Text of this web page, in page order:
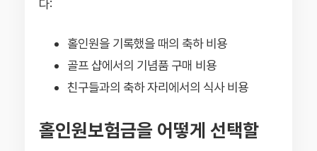
다:
홀인원을 기록했을 때의 축하 비용
골프 샵에서의 기념품 구매 비용
친구들과의 축하 자리에서의 식사 비용
홀인원보험금을 어떻게 선택할